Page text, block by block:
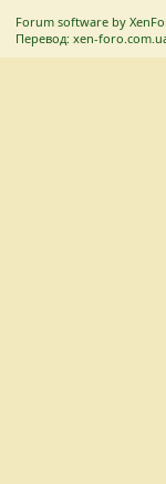
Forum software by
Перевод: xen-